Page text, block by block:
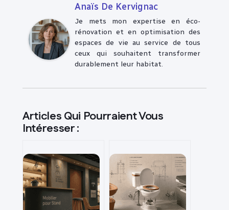
Anaïs De Kervignac
Je mets mon expertise en éco-
rénovation et en optimisation des
espaces de vie au service de tous
ceux qui souhaitent transformer
durablement leur habitat.
Articles Qui Pourraient Vous
Intéresser :